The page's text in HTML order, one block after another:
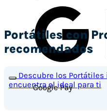
Google Pay
Portátiles con
recomendados
Descubre los
encuentra el ideal para ti